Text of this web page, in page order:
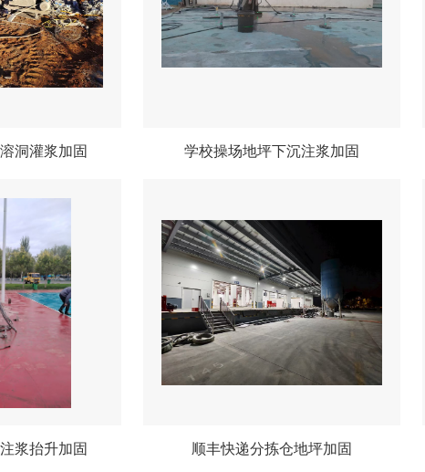
洞灌浆加固 学校操场地坪下沉注浆加固
浆抬升加固 顺丰快递分拣仓地坪加固